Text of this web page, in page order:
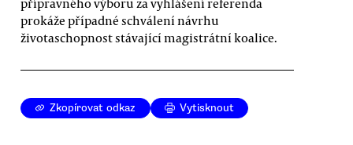
prokáže případné schválení návrhu
životaschopnost stávající magistrátní koalice.
Zkopírovat odkaz Vytisknout